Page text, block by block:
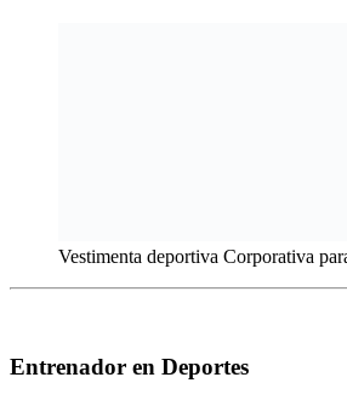
Vestimenta deportiva Corporativa
Entrenador en Deportes